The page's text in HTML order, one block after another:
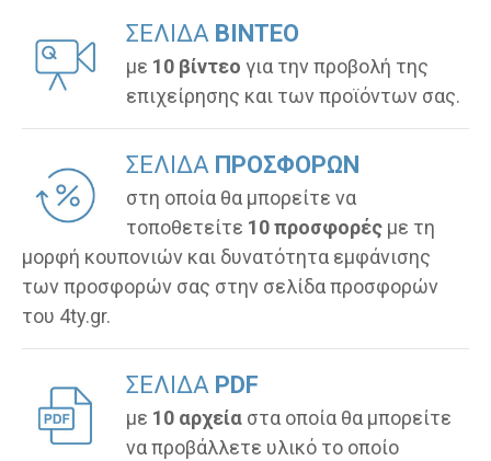
ΣΕΛΙΔΑ ΒΙΝΤΕΟ
με 10 βίντεο για την προβολή της
επιχείρησης και των προϊόντων σας.
ΣΕΛΙΔΑ ΠΡΟΣΦΟΡΩΝ
στη οποία θα μπορείτε να
τοποθετείτε 10 προσφορές με τη
μορφή κουπονιών και δυνατότητα εμφάνισης
των προσφορών σας στην σελίδα προσφορών
του 4ty.gr.
ΣΕΛΙΔΑ PDF
με 10 αρχεία στα οποία θα μπορείτε
να προβάλλετε υλικό το οποίο